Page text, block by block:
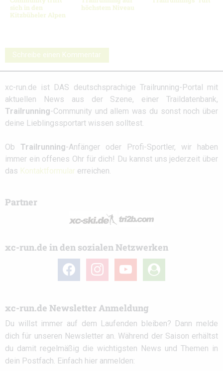
sich in den
Kitzbüheler Alpen
höchstem Niveau
Schreibe einen Kommentar
xc-run.de ist DAS deutschsprachige Trailrunning-Portal mit
aktuellen News aus der Szene, einer Traildatenbank,
Trailrunning-Community und allem was du sonst noch über
deine Lieblingssportart wissen solltest.
Ob Trailrunning-Anfänger oder Profi-Sportler, wir haben
immer ein offenes Ohr für dich! Du kannst uns jederzeit über
das Kontaktformular erreichen.
Partner
xc-run.de in den sozialen Netzwerken
facebook instagramyoutube
user-
circle
xc-run.de Newsletter Anmeldung
Du willst immer auf dem Laufenden bleiben? Dann melde
dich für unseren Newsletter an. Während der Saison erhältst
du damit regelmäßig die wichtigsten News und Themen in
dein Postfach. Einfach hier anmelden: